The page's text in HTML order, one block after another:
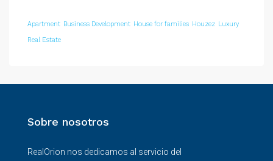
Apartment Business Development House for families Houzez Luxury
Real Estate
Sobre nosotros
RealOrion nos dedicamos al servicio del